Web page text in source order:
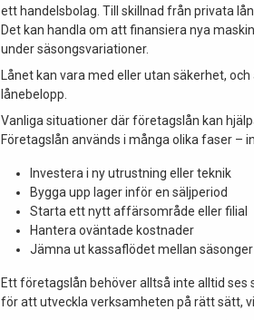
ett handelsbolag. Till skillnad från privata
Det kan handla om att finansiera nya
under säsongsvariationer.
Lånet kan vara med eller utan säkerhet,
lånebelopp.
Vanliga situationer där företagslån kan
Företagslån används i många olika faser –
Investera i ny utrustning eller teknik
Bygga upp lager inför en säljperiod
Starta ett nytt affärsområde eller filial
Hantera oväntade kostnader
Jämna ut kassaflödet mellan säsonger
Ett företagslån behöver alltså inte alltid
för att utveckla verksamheten på rätt sätt,